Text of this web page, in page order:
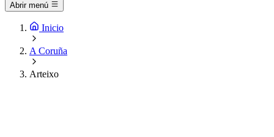
Abrir menú
Inicio
A Coruña
Arteixo